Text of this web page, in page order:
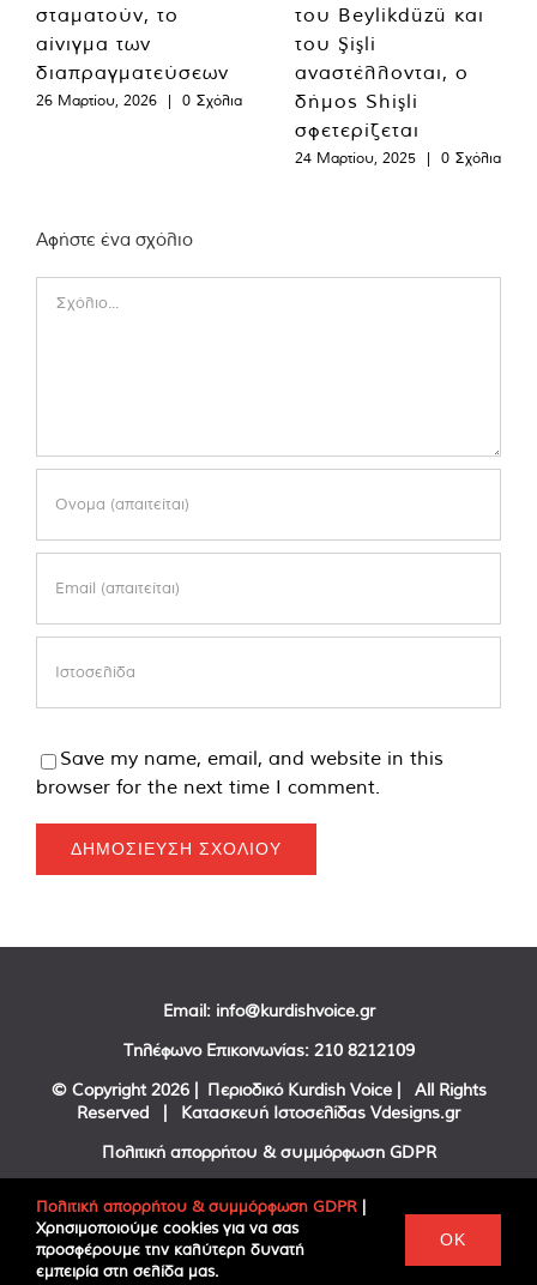
σταματούν, το
αίνιγμα των
διαπραγματεύσεων
26 Μαρτίου, 2026 | 0 Σχόλια
του Beylikdüzü και
του Şişli
αναστέλλονται, ο
δήμος Shişli
σφετερίζεται
24 Μαρτίου, 2025 | 0 Σχόλια
Αφήστε ένα σχόλιο
Save my name, email, and website in this
browser for the next time I comment.
Email: info@kurdishvoice.gr
Τηλέφωνο Επικοινωνίας: 210 8212109
© Copyright 2026 | Περιοδικό Kurdish Voice | All Rights
Reserved | Κατασκευή Ιστοσελίδας Vdesigns.gr
Πολιτική απορρήτου & συμμόρφωση GDPR
FacebookTwitter
Πολιτική απορρήτου & συμμόρφωση GDPR |
Χρησιμοποιούμε cookies για να σας
προσφέρουμε την καλύτερη δυνατή
εμπειρία στη σελίδα μας.
OK